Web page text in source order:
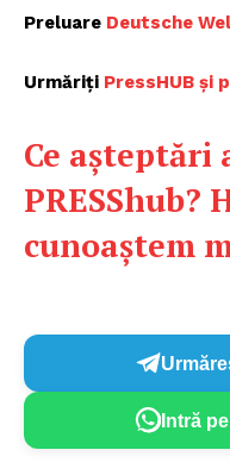
Preluare Deutsche
Urmăriți PressHUB și
Ce așteptări
PRESShub?
cunoaștem
Intră